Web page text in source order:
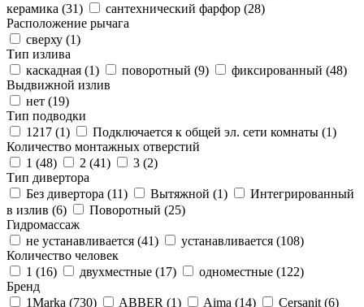
керамика (31) сантехнический фарфор (28)
Расположение рычага
сверху (1)
Тип излива
каскадная (1) поворотный (9) фиксированный (48)
Выдвижной излив
нет (19)
Тип подводки
1217 (1) Подключается к общей эл. сети комнаты (1)
Количество монтажных отверстий
1 (48) 2 (41) 3 (2)
Тип дивертора
Без дивертора (11) Вытяжной (1)
Интегрированный
в излив (6) Поворотный (25)
Гидромассаж
не устанавливается (41) устанавливается (108)
Количество человек
1 (16) двухместные (17) одноместные (122)
Бренд
1Marka (730) ABBER (1) Aima (14) Cersanit (6)